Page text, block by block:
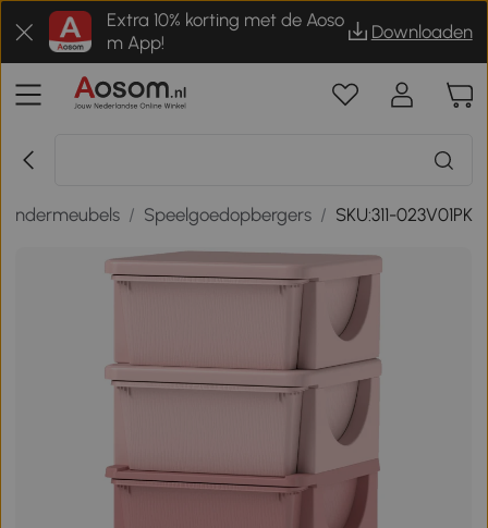
Extra 10% korting met de Aoso
m App!
Downloaden
Kindermeubels / Speelgoedopbergers / SKU:311-023V01PK